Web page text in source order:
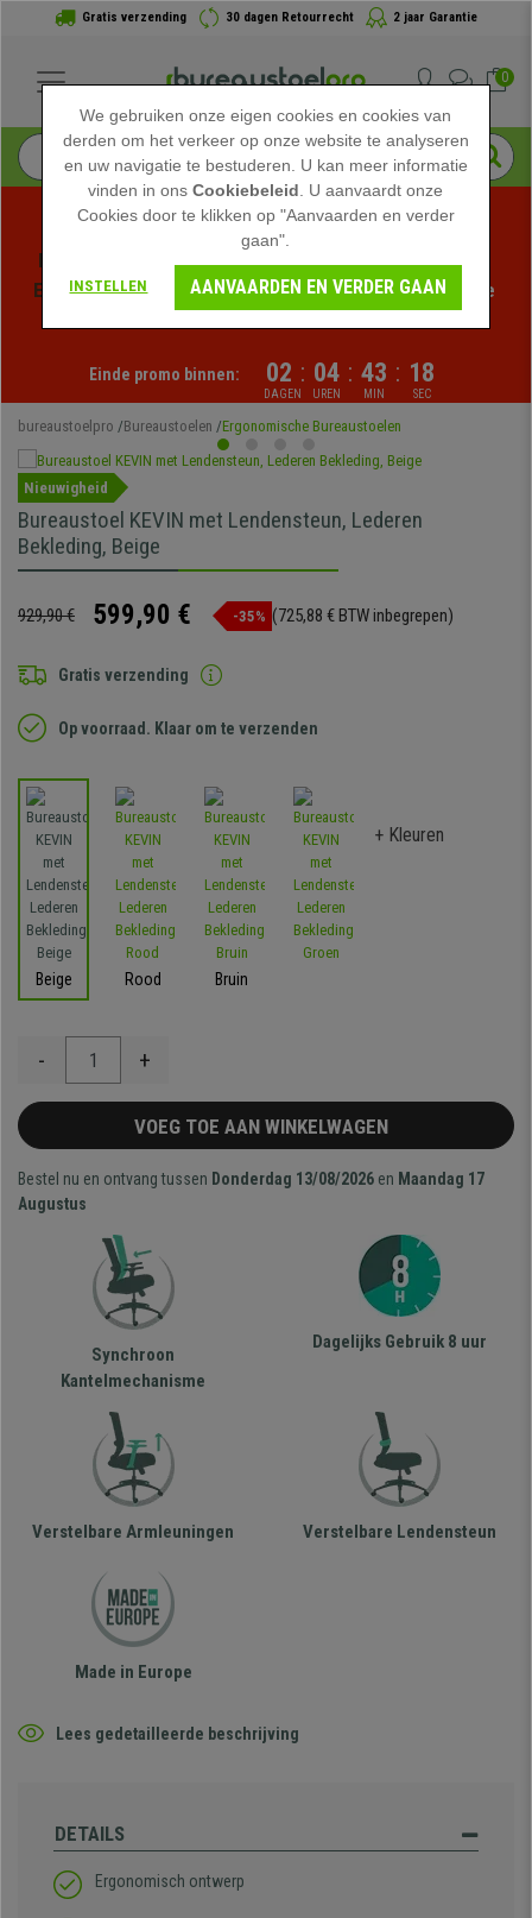
Gratis verzending 30 dagen Retourrecht 2 jaar Garantie
0
Einde promo binnen: 02
DAGEN
: 04
UREN
: 43
MIN
: 18
SEC
Profiteer van de Zomeruitverkoop bij bureaustoelpro!
Exclusieve kortingen voor een beperkte tijd - Bekijk de
bureaustoelpro Bureaustoelen Ergonomische Bureaustoelen
Nieuwigheid
Bureaustoel KEVIN met Lendensteun, Lederen
Bekleding, Beige
929,90 € 599,90 € -35% (725,88 € BTW inbegrepen)
Gratis verzending
Op voorraad. Klaar om te verzenden
Beige Rood Bruin
+ Kleuren
- +
VOEG TOE AAN WINKELWAGEN
Bestel nu en ontvang tussen Donderdag 13/08/2026 en Maandag 17
Augustus
Synchroon
Kantelmechanisme
Dagelijks Gebruik 8 uur
Verstelbare Armleuningen Verstelbare Lendensteun
Made in Europe
Lees gedetailleerde beschrijving
DETAILS
Ergonomisch ontwerp
We gebruiken onze eigen cookies en cookies van
derden om het verkeer op onze website te analyseren
en uw navigatie te bestuderen. U kan meer informatie
vinden in onsCookiebeleid . U aanvaardt onze
Cookies door te klikken op "Aanvaarden en verder
gaan".
INSTELLEN AANVAARDEN EN VERDER GAAN